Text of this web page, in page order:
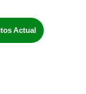
Actual